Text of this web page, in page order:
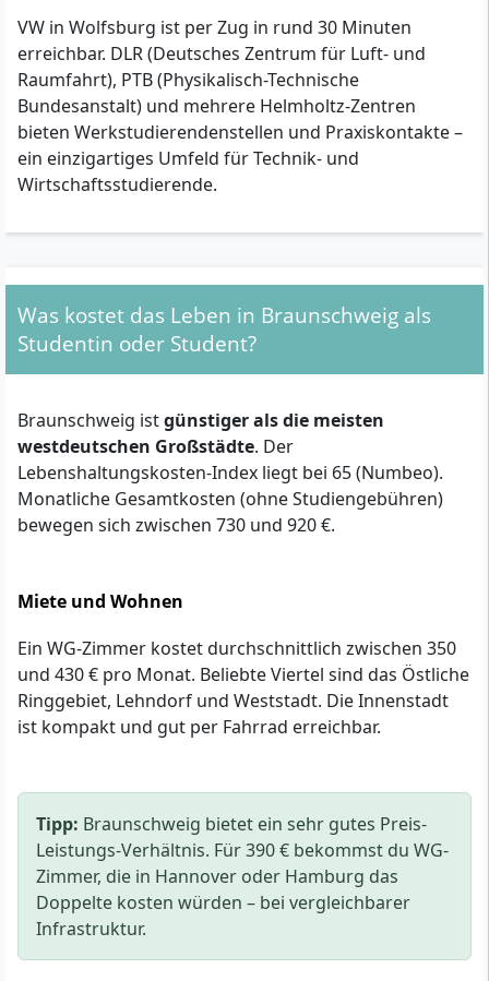
VW in Wolfsburg ist per Zug in rund 30 Minuten
erreichbar. DLR (Deutsches Zentrum für Luft- und
Raumfahrt), PTB (Physikalisch-Technische
Bundesanstalt) und mehrere Helmholtz-Zentren
bieten Werkstudierendenstellen und Praxiskontakte –
ein einzigartiges Umfeld für Technik- und
Wirtschaftsstudierende.
Was kostet das Leben in Braunschweig als
Studentin oder Student?
Braunschweig istgünstiger als die meisten
westdeutschen Großstädte. Der
Lebenshaltungskosten-Index liegt bei 65 (Numbeo).
Monatliche Gesamtkosten (ohne Studiengebühren)
bewegen sich zwischen 730 und 920 €.
Miete und Wohnen
Ein WG-Zimmer kostet durchschnittlich zwischen 350
und 430 € pro Monat. Beliebte Viertel sind das Östliche
Ringgebiet, Lehndorf und Weststadt. Die Innenstadt
ist kompakt und gut per Fahrrad erreichbar.
Tipp: Braunschweig bietet ein sehr gutes Preis-
Leistungs-Verhältnis. Für 390 € bekommst du WG-
Zimmer, die in Hannover oder Hamburg das
Doppelte kosten würden – bei vergleichbarer
Infrastruktur.